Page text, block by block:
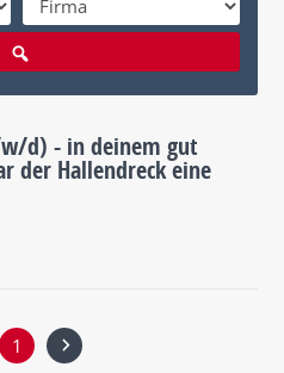
w/d) - in deinem gut
der Hallendreck eine
1